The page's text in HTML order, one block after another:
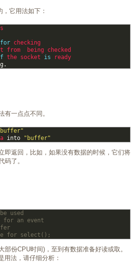
它用法如下：
for checking
from being checked
the socket is
ready
.
一点点不同。
into "buffer"
即返回，比如，如果没有数据的时候，它们将
码了。
used
for an event
for select();
份CPU时间)，至到有数据准备好读或取。
用法，请仔细分析：